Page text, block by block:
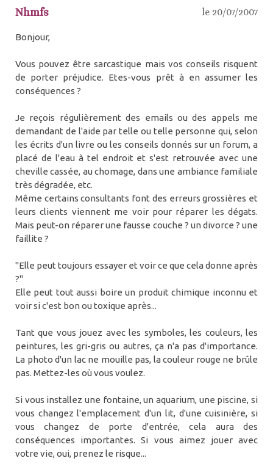
Nhmfs le 20/07/2007
Bonjour,
Vous pouvez être sarcastique mais vos conseils risquent
de porter préjudice. Etes-vous prêt à en assumer les
conséquences ?
Je reçois régulièrement des emails ou des appels me
demandant de l'aide par telle ou telle personne qui, selon
les écrits d'un livre ou les conseils donnés sur un forum, a
placé de l'eau à tel endroit et s'est retrouvée avec une
cheville cassée, au chomage, dans une ambiance familiale
très dégradée, etc.
Même certains consultants font des erreurs grossières et
leurs clients viennent me voir pour réparer les dégats.
Mais peut-on réparer une fausse couche ? un divorce ? une
faillite ?
"Elle peut toujours essayer et voir ce que cela donne après
?"
Elle peut tout aussi boire un produit chimique inconnu et
voir si c'est bon ou toxique après...
Tant que vous jouez avec les symboles, les couleurs, les
peintures, les gri-gris ou autres, ça n'a pas d'importance.
La photo d'un lac ne mouille pas, la couleur rouge ne brûle
pas. Mettez-les où vous voulez.
Si vous installez une fontaine, un aquarium, une piscine, si
vous changez l'emplacement d'un lit, d'une cuisinière, si
vous changez de porte d'entrée, cela aura des
conséquences importantes. Si vous aimez jouer avec
votre vie, oui, prenez le risque...